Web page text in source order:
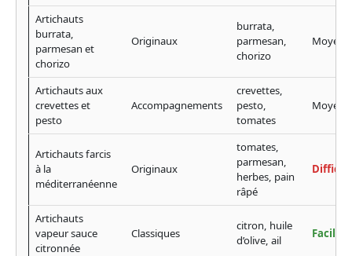
Artichauts
burrata,
parmesan et
chorizo
Originaux
burrata,
parmesan,
chorizo
Moyen
Artichauts aux
crevettes et
pesto
Accompagnements
crevettes,
pesto,
tomates
Moyen
Artichauts farcis
à la
méditerranéenne
Originaux
tomates,
parmesan,
herbes, pain
râpé
Difficile
Artichauts
vapeur sauce
citronnée
Classiques
citron, huile
d’olive, ail
Facile